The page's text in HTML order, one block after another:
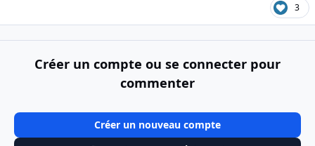
3
Créer un compte ou se connecter pour
commenter
Créer un nouveau compte